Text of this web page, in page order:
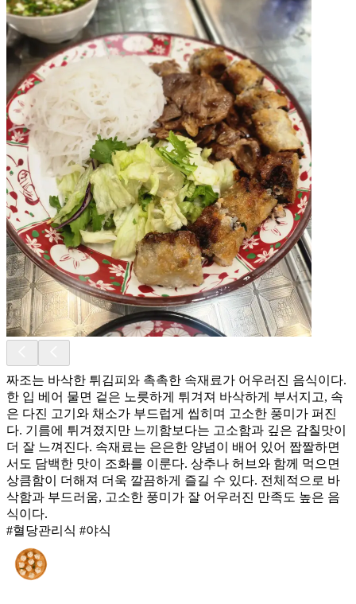
짜조는 바삭한 튀김피와 촉촉한 속재료가 어우러진 음식이다.
한 입 베어 물면 겉은 노릇하게 튀겨져 바삭하게 부서지고, 속
은 다진 고기와 채소가 부드럽게 씹히며 고소한 풍미가 퍼진
다. 기름에 튀겨졌지만 느끼함보다는 고소함과 깊은 감칠맛이
더 잘 느껴진다. 속재료는 은은한 양념이 배어 있어 짭짤하면
서도 담백한 맛이 조화를 이룬다. 상추나 허브와 함께 먹으면
상큼함이 더해져 더욱 깔끔하게 즐길 수 있다. 전체적으로 바
삭함과 부드러움, 고소한 풍미가 잘 어우러진 만족도 높은 음
식이다.
#혈당관리식 #야식